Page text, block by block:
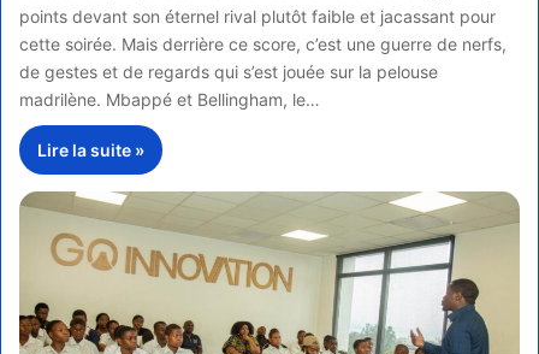
points devant son éternel rival plutôt faible et jacassant pour
cette soirée. Mais derrière ce score, c’est une guerre de nerfs,
de gestes et de regards qui s’est jouée sur la pelouse
madrilène. Mbappé et Bellingham, le…
Lire la suite »